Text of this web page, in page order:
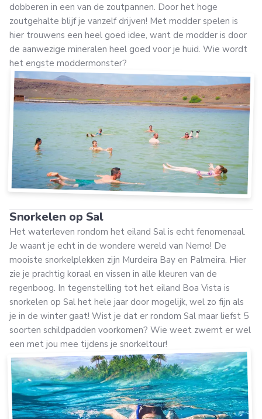
dobberen in een van de zoutpannen. Door het hoge
zoutgehalte blijf je vanzelf drijven! Met modder spelen is
hier trouwens een heel goed idee, want de modder is door
de aanwezige mineralen heel goed voor je huid. Wie wordt
het engste moddermonster?
Snorkelen op Sal
Het waterleven rondom het eiland Sal is echt fenomenaal.
Je waant je echt in de wondere wereld van Nemo! De
mooiste snorkelplekken zijn Murdeira Bay en Palmeira. Hier
zie je prachtig koraal en vissen in alle kleuren van de
regenboog. In tegenstelling tot het eiland Boa Vista is
snorkelen op Sal het hele jaar door mogelijk, wel zo fijn als
je in de winter gaat! Wist je dat er rondom Sal maar liefst 5
soorten schildpadden voorkomen? Wie weet zwemt er wel
een met jou mee tijdens je snorkeltour!